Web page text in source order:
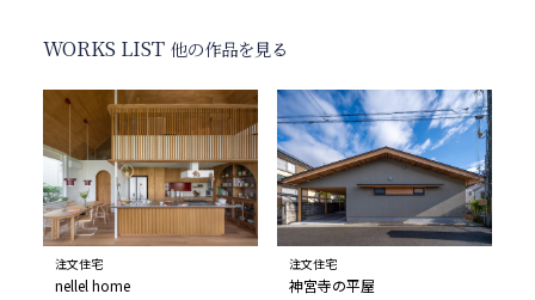
WORKS LIST 他の作品を見る
注文住宅
nellel home
注文住宅
神宮寺の平屋